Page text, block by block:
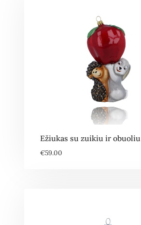
Ežiukas su zuikiu ir obuoliu
€59.00